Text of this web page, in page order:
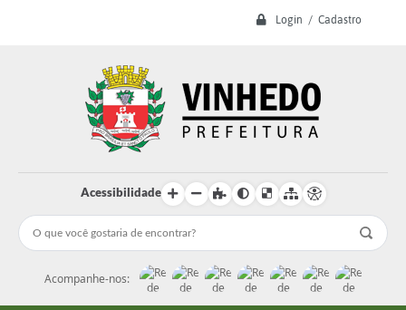
Login / Cadastro
Acessibilidade
Acompanhe-nos: